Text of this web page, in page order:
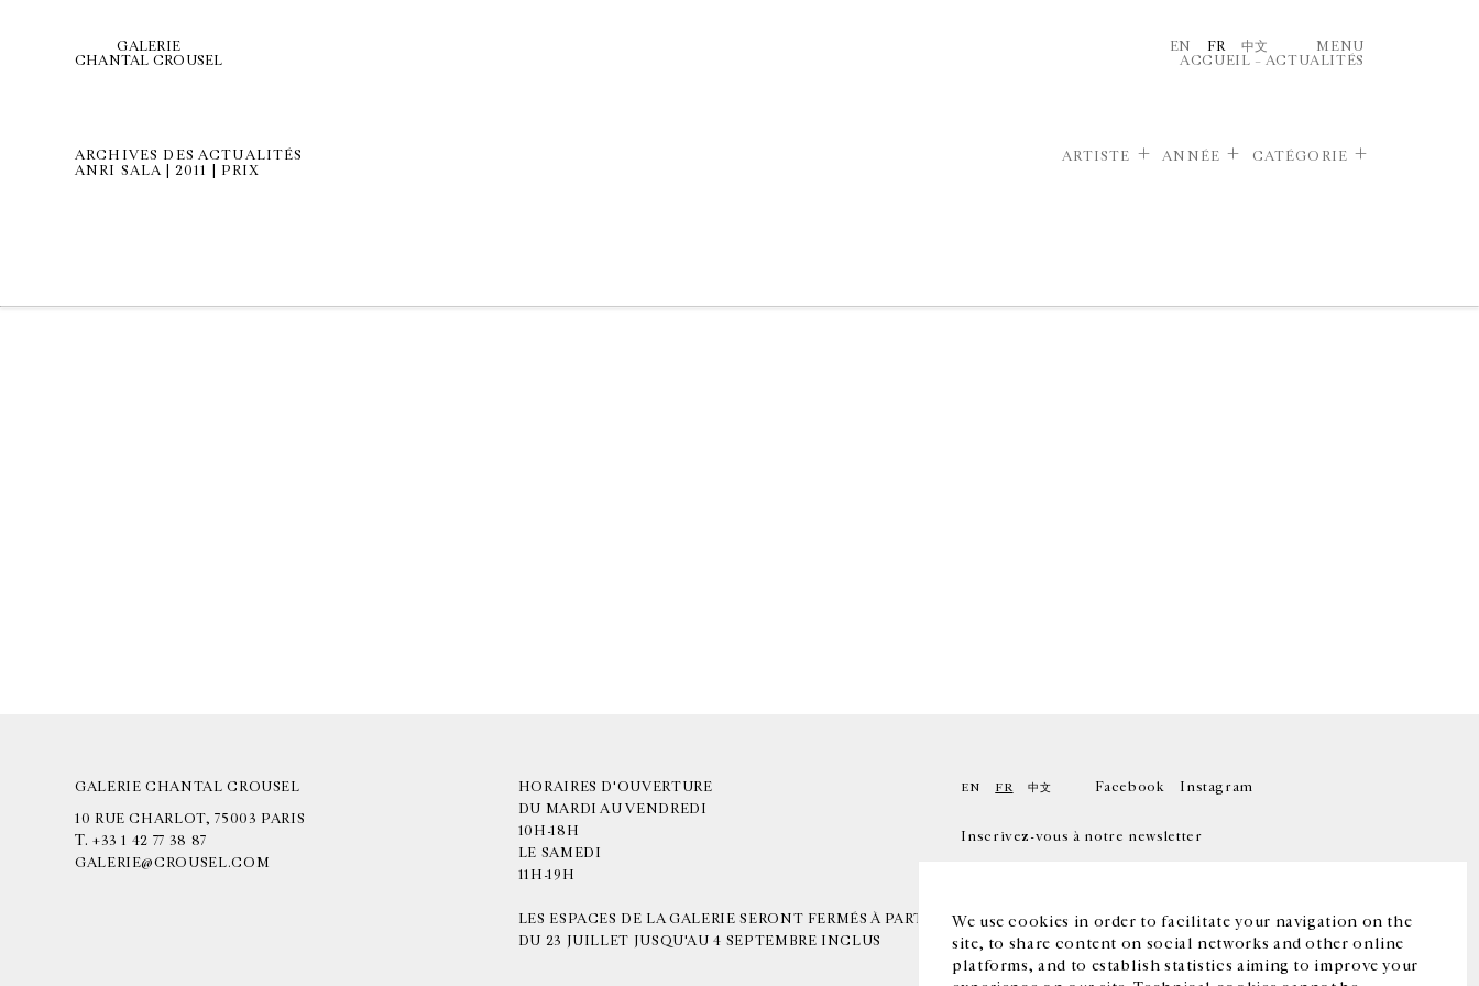
We use cookies in order to facilitate your navigation on the
site, to share content on social networks and other online
platforms, and to establish statistics aiming to improve your
GALERIE
CHANTAL CROUSEL
EN FR 中文
MENU
ACCUEIL – ACTUALITÉS
ARCHIVES DES ACTUALITÉS
ANRI SALA | 2011 | PRIX
ARTISTE ANNÉE CATÉGORIE
GALERIE CHANTAL CROUSEL
10 RUE CHARLOT, 75003 PARIS
T. +33 1 42 77 38 87
GALERIE@CROUSEL.COM
HORAIRES D'OUVERTURE
DU MARDI AU VENDREDI
10H-18H
LE SAMEDI
11H-19H
LES ESPACES DE LA GALERIE SERONT FERMÉS À PARTIR
DU 23 JUILLET JUSQU'AU 4 SEPTEMBRE INCLUS
EN FR 中文 Facebook Instagram
Inscrivez-vous à notre newsletter